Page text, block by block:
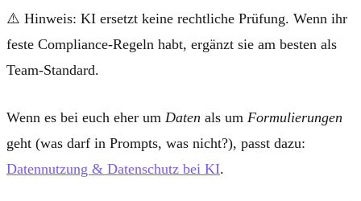
⚠️ Hinweis: KI ersetzt keine rechtliche Prüfung. Wenn ihr
feste Compliance-Regeln habt, ergänzt sie am besten als
Team-Standard.
Wenn es bei euch eher um Daten als um Formulierungen
geht (was darf in Prompts, was nicht?), passt dazu:
Datennutzung & Datenschutz bei KI.